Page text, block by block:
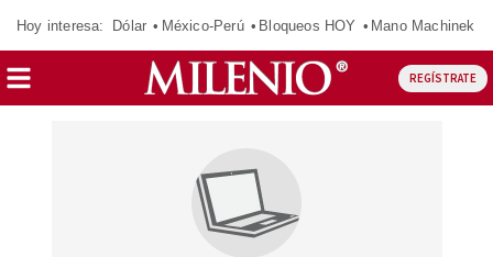
Hoy interesa: Dólar México-Perú Bloqueos HOY Mano Machinek
REGÍSTRATE